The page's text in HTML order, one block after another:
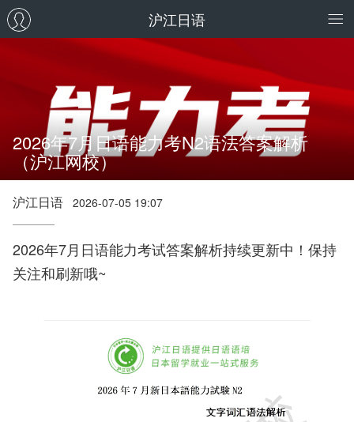
沪江日语
2026年7月日语能力考N2语法答案解析
（沪江网校）
沪江日语 2026-07-05 19:07
2026年7月日语能力考试答案解析持续更新中！保持
关注和刷新哦~